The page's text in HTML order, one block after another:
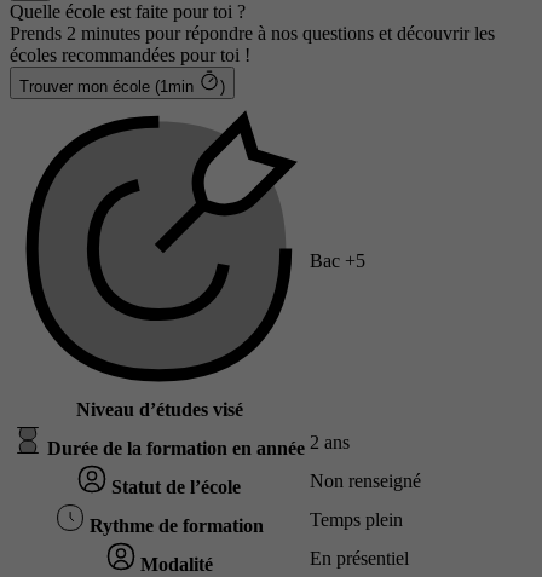
Quelle école est faite pour toi ?
Prends 2 minutes pour répondre à nos questions et découvrir les
écoles recommandées pour toi !
Trouver mon école (1min )
Niveau d’études visé
Bac +5
Durée de la formation en année 2 ans
Statut de l’école Non renseigné
Rythme de formation Temps plein
Modalité En présentiel